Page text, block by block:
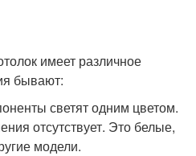
имеет различное
бывают:
светят одним цветом.
отсутствует. Это белые,
модели.